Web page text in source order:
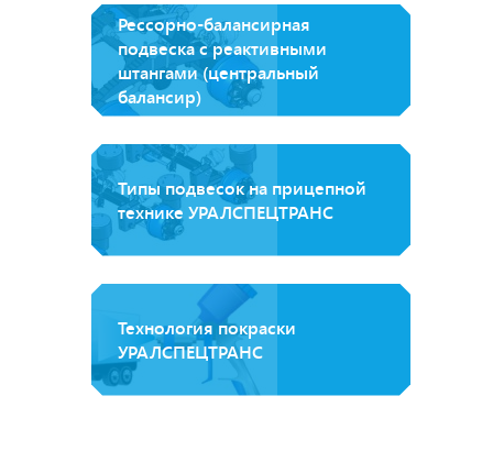
Рессорно-балансирная
подвеска с реактивными
штангами (центральный
балансир)
Типы подвесок на прицепной
технике УРАЛСПЕЦТРАНС
Технология покраски
УРАЛСПЕЦТРАНС